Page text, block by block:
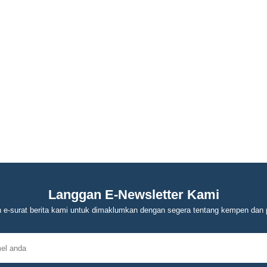
Langgan E-Newsletter Kami
e-surat berita kami untuk dimaklumkan dengan segera tentang kempen dan